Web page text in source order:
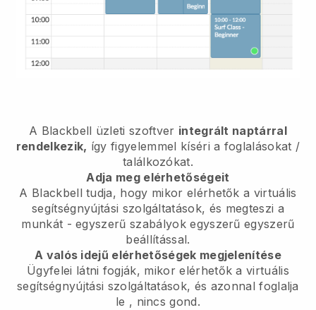
A Blackbell üzleti szoftver integrált naptárral
rendelkezik, így figyelemmel kíséri a foglalásokat /
találkozókat.
Adja meg elérhetőségeit
A Blackbell tudja, hogy mikor elérhetők a virtuális
segítségnyújtási szolgáltatások, és megteszi a
munkát - egyszerű szabályok egyszerű egyszerű
beállítással.
A valós idejű elérhetőségek megjelenítése
Ügyfelei látni fogják, mikor elérhetők a virtuális
segítségnyújtási szolgáltatások, és azonnal foglalja
le , nincs gond.